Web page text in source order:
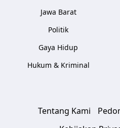
Jawa Barat
Politik
Gaya Hidup
Hukum & Kriminal
Tentang Kami